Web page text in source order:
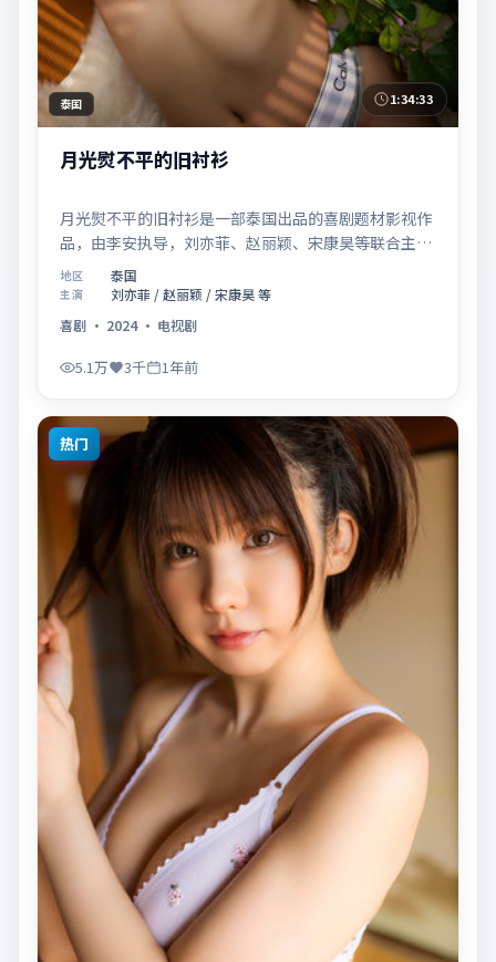
泰国 1:34:33
月光熨不平的旧衬衫
月光熨不平的旧衬衫是一部泰国出品的喜剧题材影视作
品，由李安执导，刘亦菲、赵丽颖、宋康昊等联合主
演，于2024年11月18日在院线首映。影片围绕「爱的
迟疑与勇敢迈出的一步」展开叙事，镜头语言克制而富
有张力，节奏起伏得当，人物弧光完整；配乐与场面调
度强化了类型片的观感体验，亦留有可供解读的细节空
间，适合关注现实主义叙事与人物关系的观众观看与收
地区 泰国
主演
刘亦菲 / 赵丽颖 / 宋康昊 等
喜剧 · 2024· 电视剧
5.1万 3千 1年前
热门